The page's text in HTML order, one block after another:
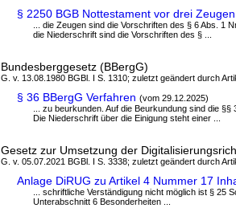
§ 2250 BGB Nottestament vor drei Zeugen
... die Zeugen sind die Vorschriften des § 6 Abs. 1
die Niederschrift sind die Vorschriften des § ...
Bundesberggesetz (BBergG)
G. v. 13.08.1980 BGBl. I S. 1310; zuletzt geändert durch
§ 36 BBergG Verfahren (vom 29.12.2025)
... zu beurkunden. Auf die Beurkundung sind die §§
Die Niederschrift über die Einigung steht einer ...
Gesetz zur Umsetzung der
G. v. 05.07.2021 BGBl. I S. 3338; zuletzt geändert durch
Anlage DiRUG zu Artikel 4 Nummer 17
... schriftliche Verständigung nicht möglich ist § 25
Unterabschnitt 6 Besonderheiten ...